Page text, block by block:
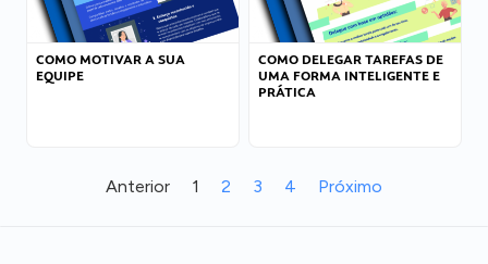
COMO MOTIVAR A SUA
EQUIPE
COMO DELEGAR TAREFAS DE
UMA FORMA INTELIGENTE E
PRÁTICA
Anterior 1 2 3 4 Próximo